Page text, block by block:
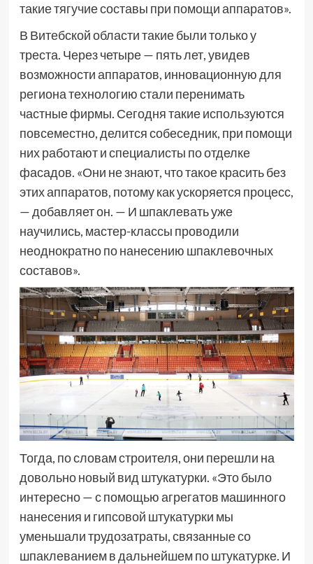
такие тягучие составы при помощи аппаратов».
В Витебской области такие были только у
треста. Через четыре — пять лет, увидев
возможности аппаратов, инновационную для
региона технологию стали перенимать
частные фирмы. Сегодня такие используются
повсеместно, делится собеседник, при помощи
них работают и специалисты по отделке
фасадов. «Они не знают, что такое красить без
этих аппаратов, потому как ускоряется процесс,
— добавляет он. — И шпаклевать уже
научились, мастер-классы проводили
неоднократно по нанесению шпаклевочных
составов».
Тогда, по словам строителя, они перешли на
довольно новый вид штукатурки. «Это было
интересно — с помощью агрегатов машинного
нанесения и гипсовой штукатурки мы
уменьшали трудозатраты, связанные со
шпаклеванием в дальнейшем по штукатурке. И